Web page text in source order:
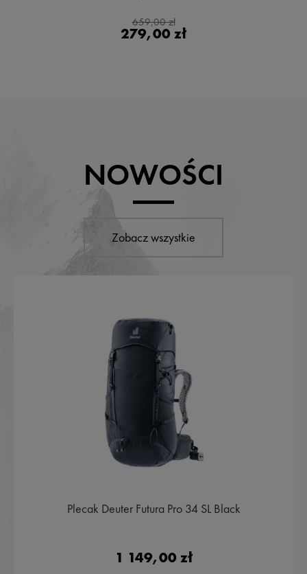
659,00 zł
279,00 zł
NOWOŚCI
Zobacz wszystkie
Plecak Deuter Futura Pro 34 SL Black
1 149,00 zł